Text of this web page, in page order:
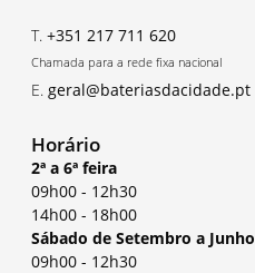
T. +351 217 711 620
Chamada para a rede fixa nacional
E. geral@bateriasdacidade.pt
Horário
2ª a 6ª feira
09h00 - 12h30
14h00 - 18h00
Sábado de Setembro a Junho
09h00 - 12h30